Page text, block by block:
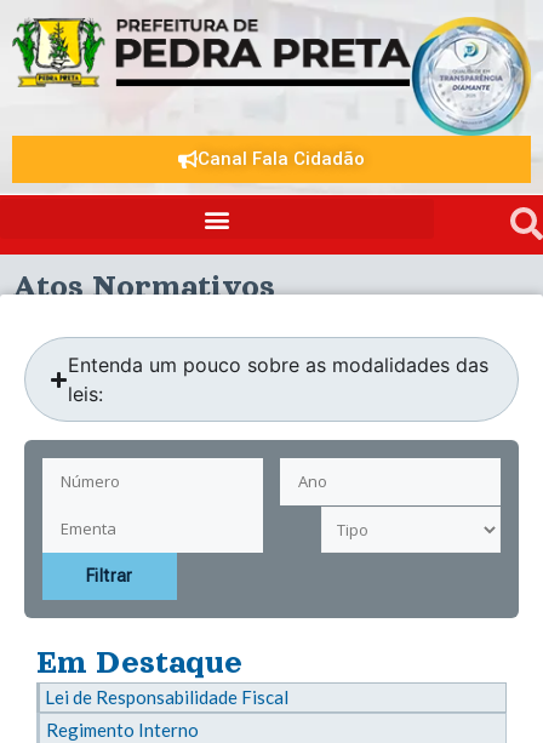
Canal Fala Cidadão
Atos Normativos
Entenda um pouco sobre as modalidades das
leis:
Filtrar
Em Destaque
Lei de Responsabilidade Fiscal
Regimento Interno